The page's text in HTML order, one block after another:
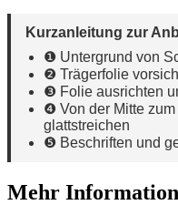
Kurzanleitung zur
❶ Untergrund von
❷ Trägerfolie
❸ Folie ausrichten
❹ Von der Mitte
glattstreichen
❺ Beschriften und
Mehr